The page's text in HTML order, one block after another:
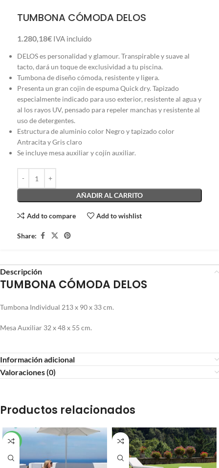
TUMBONA CÓMODA DELOS
1.280,18€ IVA incluido
DELOS es personalidad y glamour. Transpirable y suave al
tacto, dará un toque de exclusividad a tu piscina.
Tumbona de diseño cómoda, resistente y ligera.
Presenta un gran cojin de espuma Quick dry. Tapizado
especialmente indicado para uso exterior, resistente al agua y
al los rayos UV, pensado para repeler manchas y resistente al
uso de detergentes.
Estructura de aluminio color Negro y tapizado color
Antracita y Gris claro
Se incluye mesa auxiliar y cojín auxiliar.
AÑADIR AL CARRITO
Add to compare Add to wishlist
Share:
Descripción
TUMBONA CÓMODA DELOS
Tumbona Individual 213 x 90 x 33 cm.
Mesa Auxiliar 32 x 48 x 55 cm.
Información adicional
Valoraciones (0)
Productos relacionados
SALE